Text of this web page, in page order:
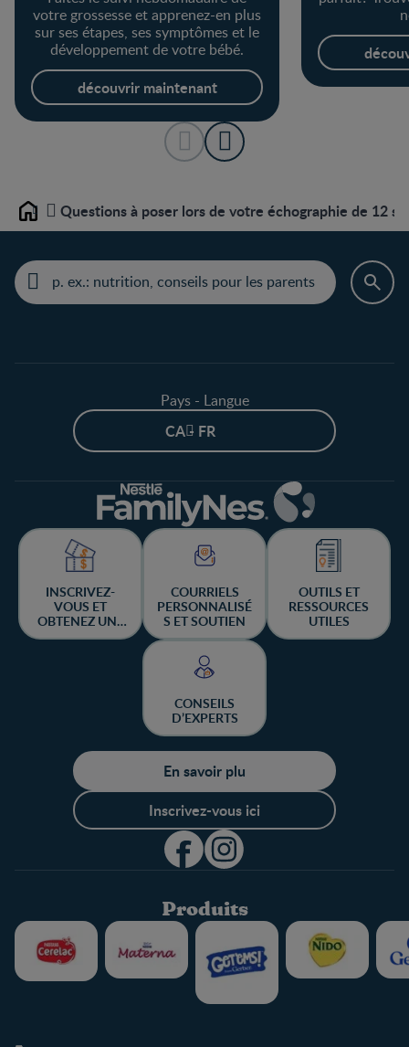
votre grossesse et apprenez-en plus
sur ses étapes, ses symptômes et le
développement de votre bébé.
découvrir maintenant
Home Questions à poser lors de votre échographie de 12
Pays - Langue
CA - FR
INSCRIVEZ-
VOUS ET
OBTENEZ UNE
CHANCE DE
COURRIELS
PERSONNALISÉ
S ET SOUTIEN
OUTILS ET
RESSOURCES
UTILES
CONSEILS
D’EXPERTS
En savoir plu
Inscrivez-vous ici
Produits